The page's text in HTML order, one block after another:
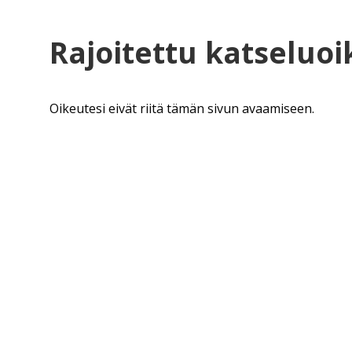
Rajoitettu
Oikeutesi eivät riitä tämän sivun avaamiseen.